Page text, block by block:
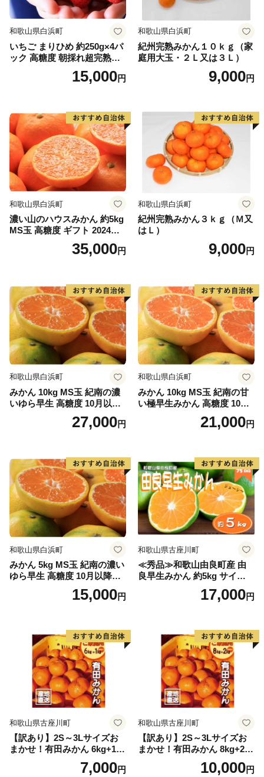
mail furusato@city.saito.lg.jp
和歌山県白浜町
いちご まりひめ 約250g×4パ
ック 高糖度 朝採れ超完熟ま
りひめ 1月以降発送分
15,000円
和歌山県白浜町
紀州完熟みかん１０ｋｇ（家
庭用大玉・２Ｌ又は３Ｌ）
9,000円
和歌山県白浜町
濃い山のハウスみかん 約5kg
MS玉 高糖度 ギフト 2024年7
35,000円
和歌山県白浜町
紀州完熟みかん３ｋｇ（Ｍ又
はＬ）
9,000円
和歌山県白浜町
みかん 10kg MS玉 紀南の濃
いゆら早生 高糖度 10月以降
発送 マルチ被覆栽培27,000円
和歌山県白浜町
みかん 10kg MS玉 紀南の甘
い極早生みかん 高糖度 10月
以降発送 マルチ被覆栽培
21,000円
和歌山県白浜町
みかん 5kg MS玉 紀南の濃い
ゆら早生 高糖度 10月以降発
送 マルチ被覆栽培15,000円
和歌山県古座川町
≪秀品≫和歌山由良町産 由
良早生みかん 約5kg サイズお
まかせ【sml106C】17,000円
和歌山県古座川町
【訳あり】2S～3Lサイズお
まかせ！有田みかん 6kg+1kg
保証分 11月から12月下旬ま
でに順次発送致します。 / 訳
7,000円
和歌山県古座川町
【訳あり】2S～3Lサイズお
まかせ！有田みかん 8kg+2kg
保証分 11月から12月下旬ま
でに順次発送致します。 / 訳
10,000円